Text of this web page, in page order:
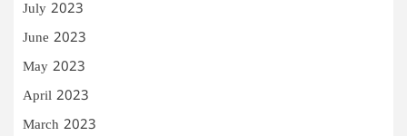
July 2023
June 2023
May 2023
April 2023
March 2023